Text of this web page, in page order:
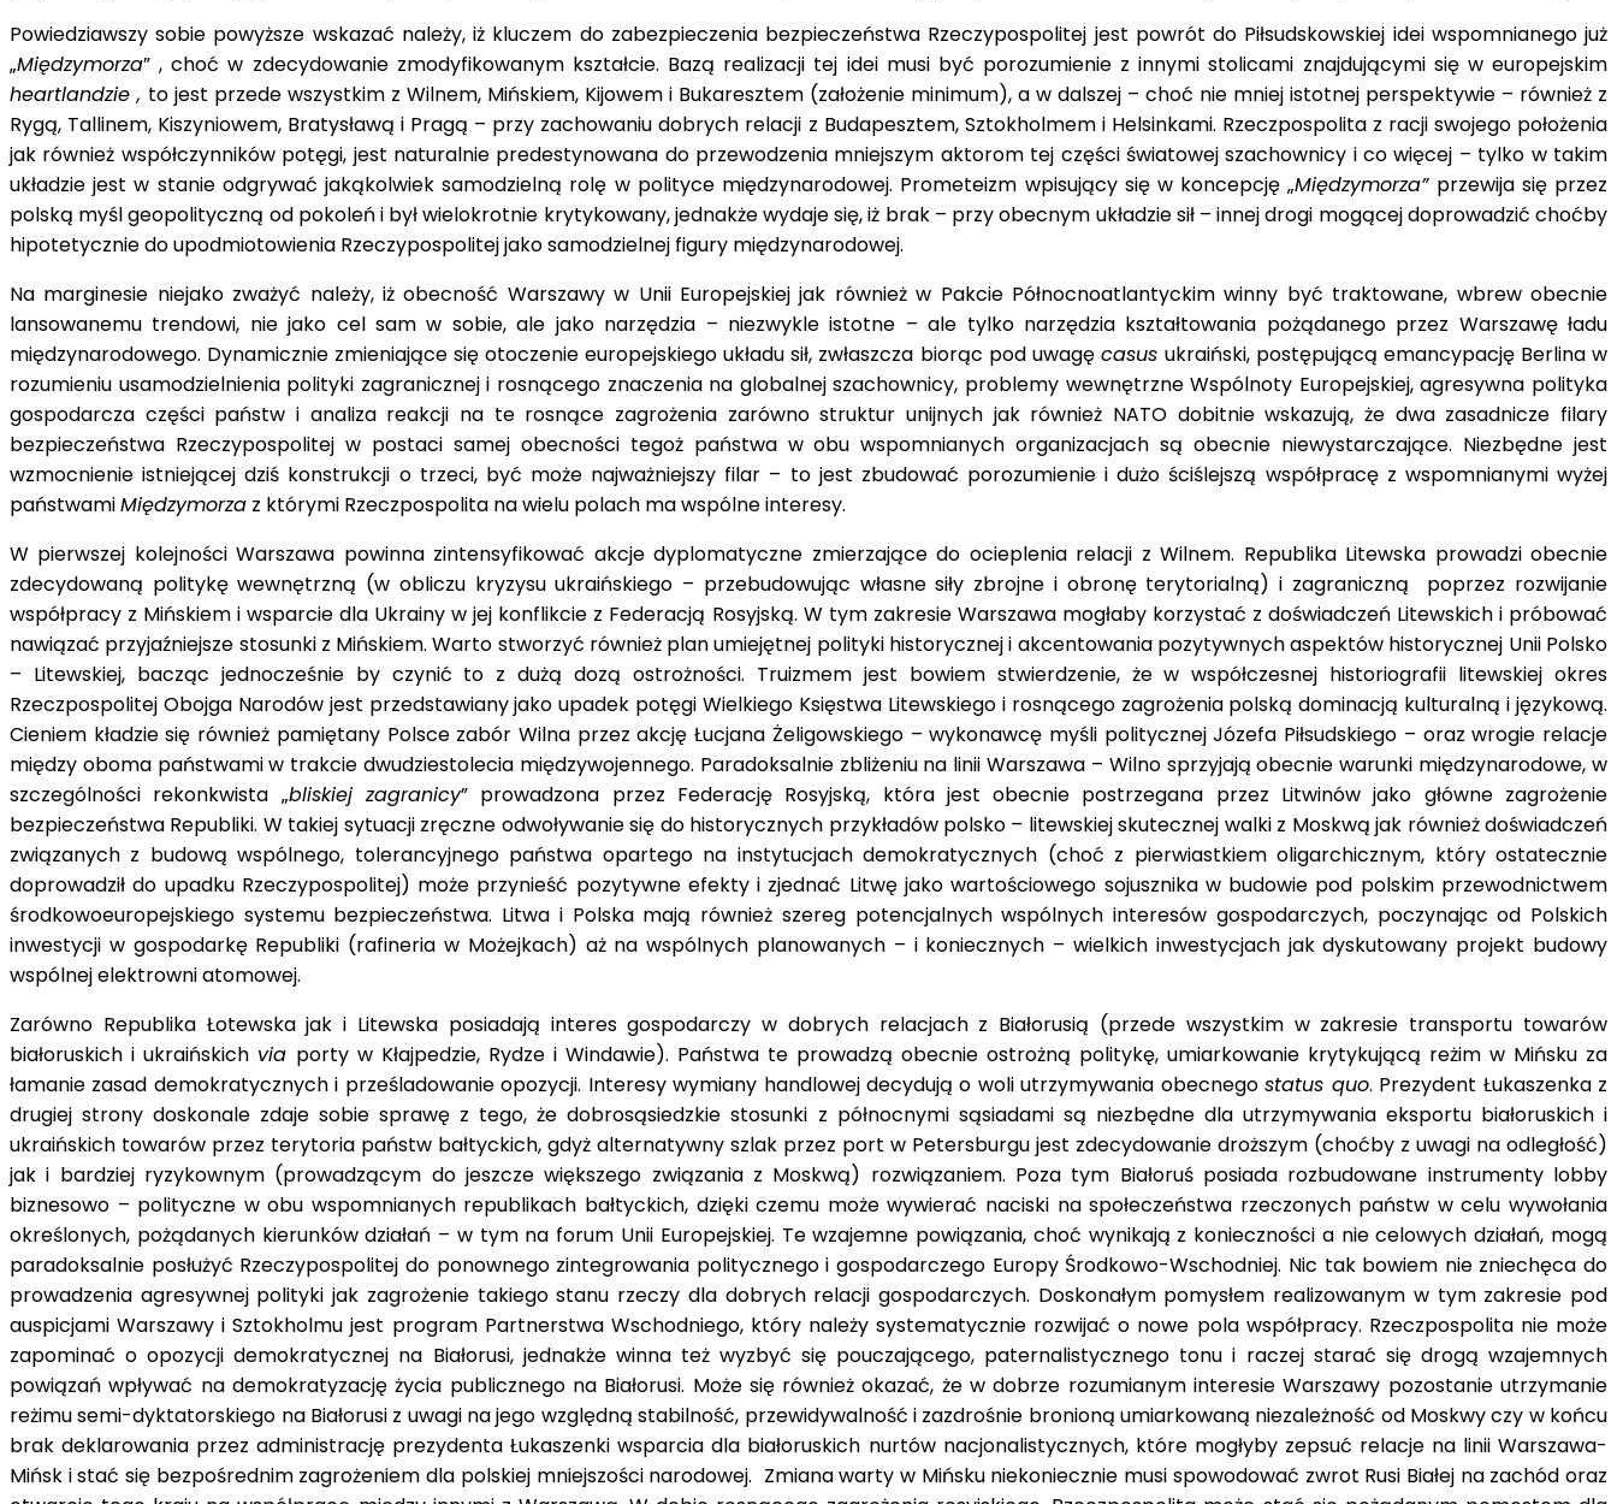
Powiedziawszy sobie powyższe wskazać należy, iż kluczem do zabezpieczenia bezpieczeństwa Rzeczypospolitej jest powrót do Piłsudskowskiej idei wspomnianego już
„Międzymorza” , choć w zdecydowanie zmodyfikowanym kształcie. Bazą realizacji tej idei musi być porozumienie z innymi stolicami znajdującymi się w europejskim
heartlandzie , to jest przede wszystkim z Wilnem, Mińskiem, Kijowem i Bukaresztem (założenie minimum), a w dalszej – choć nie mniej istotnej perspektywie – również z
Rygą, Tallinem, Kiszyniowem, Bratysławą i Pragą – przy zachowaniu dobrych relacji z Budapesztem, Sztokholmem i Helsinkami. Rzeczpospolita z racji swojego położenia
jak również współczynników potęgi, jest naturalnie predestynowana do przewodzenia mniejszym aktorom tej części światowej szachownicy i co więcej – tylko w takim
układzie jest w stanie odgrywać jakąkolwiek samodzielną rolę w polityce międzynarodowej. Prometeizm wpisujący się w koncepcję „Międzymorza”przewija się przez
polską myśl geopolityczną od pokoleń i był wielokrotnie krytykowany, jednakże wydaje się, iż brak – przy obecnym układzie sił – innej drogi mogącej doprowadzić choćby
hipotetycznie do upodmiotowienia Rzeczypospolitej jako samodzielnej figury międzynarodowej.
Na marginesie niejako zważyć należy, iż obecność Warszawy w Unii Europejskiej jak również w Pakcie Północnoatlantyckim winny być traktowane, wbrew obecnie
lansowanemu trendowi, nie jako cel sam w sobie, ale jako narzędzia – niezwykle istotne – ale tylko narzędzia kształtowania pożądanego przez Warszawę ładu
międzynarodowego. Dynamicznie zmieniające się otoczenie europejskiego układu sił, zwłaszcza biorąc pod uwagę casus ukraiński, postępującą emancypację Berlina w
rozumieniu usamodzielnienia polityki zagranicznej i rosnącego znaczenia na globalnej szachownicy, problemy wewnętrzne Wspólnoty Europejskiej, agresywna polityka
gospodarcza części państw i analiza reakcji na te rosnące zagrożenia zarówno struktur unijnych jak również NATO dobitnie wskazują, że dwa zasadnicze filary
bezpieczeństwa Rzeczypospolitej w postaci samej obecności tegoż państwa w obu wspomnianych organizacjach są obecnie niewystarczające. Niezbędne jest
wzmocnienie istniejącej dziś konstrukcji o trzeci, być może najważniejszy filar – to jest zbudować porozumienie i dużo ściślejszą współpracę z wspomnianymi wyżej
państwamiMiędzymorza z którymi Rzeczpospolita na wielu polach ma wspólne interesy.
W pierwszej kolejności Warszawa powinna zintensyfikować akcje dyplomatyczne zmierzające do ocieplenia relacji z Wilnem. Republika Litewska prowadzi obecnie
zdecydowaną politykę wewnętrzną (w obliczu kryzysu ukraińskiego – przebudowując własne siły zbrojne i obronę terytorialną) i zagraniczną poprzez rozwijanie
współpracy z Mińskiem i wsparcie dla Ukrainy w jej konflikcie z Federacją Rosyjską. W tym zakresie Warszawa mogłaby korzystać z doświadczeń Litewskich i próbować
nawiązać przyjaźniejsze stosunki z Mińskiem. Warto stworzyć również plan umiejętnej polityki historycznej i akcentowania pozytywnych aspektów historycznej Unii Polsko
– Litewskiej, bacząc jednocześnie by czynić to z dużą dozą ostrożności. Truizmem jest bowiem stwierdzenie, że w współczesnej historiografii litewskiej okres
Rzeczpospolitej Obojga Narodów jest przedstawiany jako upadek potęgi Wielkiego Księstwa Litewskiego i rosnącego zagrożenia polską dominacją kulturalną i językową.
Cieniem kładzie się również pamiętany Polsce zabór Wilna przez akcję Łucjana Żeligowskiego – wykonawcę myśli politycznej Józefa Piłsudskiego – oraz wrogie relacje
między oboma państwami w trakcie dwudziestolecia międzywojennego. Paradoksalnie zbliżeniu na linii Warszawa – Wilno sprzyjają obecnie warunki międzynarodowe, w
szczególności rekonkwista „bliskiej zagranicy” prowadzona przez Federację Rosyjską, która jest obecnie postrzegana przez Litwinów jako główne zagrożenie
bezpieczeństwa Republiki. W takiej sytuacji zręczne odwoływanie się do historycznych przykładów polsko – litewskiej skutecznej walki z Moskwą jak również doświadczeń
związanych z budową wspólnego, tolerancyjnego państwa opartego na instytucjach demokratycznych (choć z pierwiastkiem oligarchicznym, który ostatecznie
doprowadził do upadku Rzeczypospolitej) może przynieść pozytywne efekty i zjednać Litwę jako wartościowego sojusznika w budowie pod polskim przewodnictwem
środkowoeuropejskiego systemu bezpieczeństwa. Litwa i Polska mają również szereg potencjalnych wspólnych interesów gospodarczych, poczynając od Polskich
inwestycji w gospodarkę Republiki (rafineria w Możejkach) aż na wspólnych planowanych – i koniecznych – wielkich inwestycjach jak dyskutowany projekt budowy
wspólnej elektrowni atomowej.
Zarówno Republika Łotewska jak i Litewska posiadają interes gospodarczy w dobrych relacjach z Białorusią (przede wszystkim w zakresie transportu towarów
białoruskich i ukraińskich via porty w Kłajpedzie, Rydze i Windawie). Państwa te prowadzą obecnie ostrożną politykę, umiarkowanie krytykującą reżim w Mińsku za
łamanie zasad demokratycznych i prześladowanie opozycji. Interesy wymiany handlowej decydują o woli utrzymywania obecnegostatus quo. Prezydent Łukaszenka z
drugiej strony doskonale zdaje sobie sprawę z tego, że dobrosąsiedzkie stosunki z północnymi sąsiadami są niezbędne dla utrzymywania eksportu białoruskich i
ukraińskich towarów przez terytoria państw bałtyckich, gdyż alternatywny szlak przez port w Petersburgu jest zdecydowanie droższym (choćby z uwagi na odległość)
jak i bardziej ryzykownym (prowadzącym do jeszcze większego związania z Moskwą) rozwiązaniem. Poza tym Białoruś posiada rozbudowane instrumenty lobby
biznesowo – polityczne w obu wspomnianych republikach bałtyckich, dzięki czemu może wywierać naciski na społeczeństwa rzeczonych państw w celu wywołania
określonych, pożądanych kierunków działań – w tym na forum Unii Europejskiej. Te wzajemne powiązania, choć wynikają z konieczności a nie celowych działań, mogą
paradoksalnie posłużyć Rzeczypospolitej do ponownego zintegrowania politycznego i gospodarczego Europy Środkowo-Wschodniej. Nic tak bowiem nie zniechęca do
prowadzenia agresywnej polityki jak zagrożenie takiego stanu rzeczy dla dobrych relacji gospodarczych. Doskonałym pomysłem realizowanym w tym zakresie pod
auspicjami Warszawy i Sztokholmu jest program Partnerstwa Wschodniego, który należy systematycznie rozwijać o nowe pola współpracy. Rzeczpospolita nie może
zapominać o opozycji demokratycznej na Białorusi, jednakże winna też wyzbyć się pouczającego, paternalistycznego tonu i raczej starać się drogą wzajemnych
powiązań wpływać na demokratyzację życia publicznego na Białorusi. Może się również okazać, że w dobrze rozumianym interesie Warszawy pozostanie utrzymanie
reżimu semi-dyktatorskiego na Białorusi z uwagi na jego względną stabilność, przewidywalność i zazdrośnie bronioną umiarkowaną niezależność od Moskwy czy w końcu
brak deklarowania przez administrację prezydenta Łukaszenki wsparcia dla białoruskich nurtów nacjonalistycznych, które mogłyby zepsuć relacje na linii Warszawa-
Mińsk i stać się bezpośrednim zagrożeniem dla polskiej mniejszości narodowej. Zmiana warty w Mińsku niekoniecznie musi spowodować zwrot Rusi Białej na zachód oraz